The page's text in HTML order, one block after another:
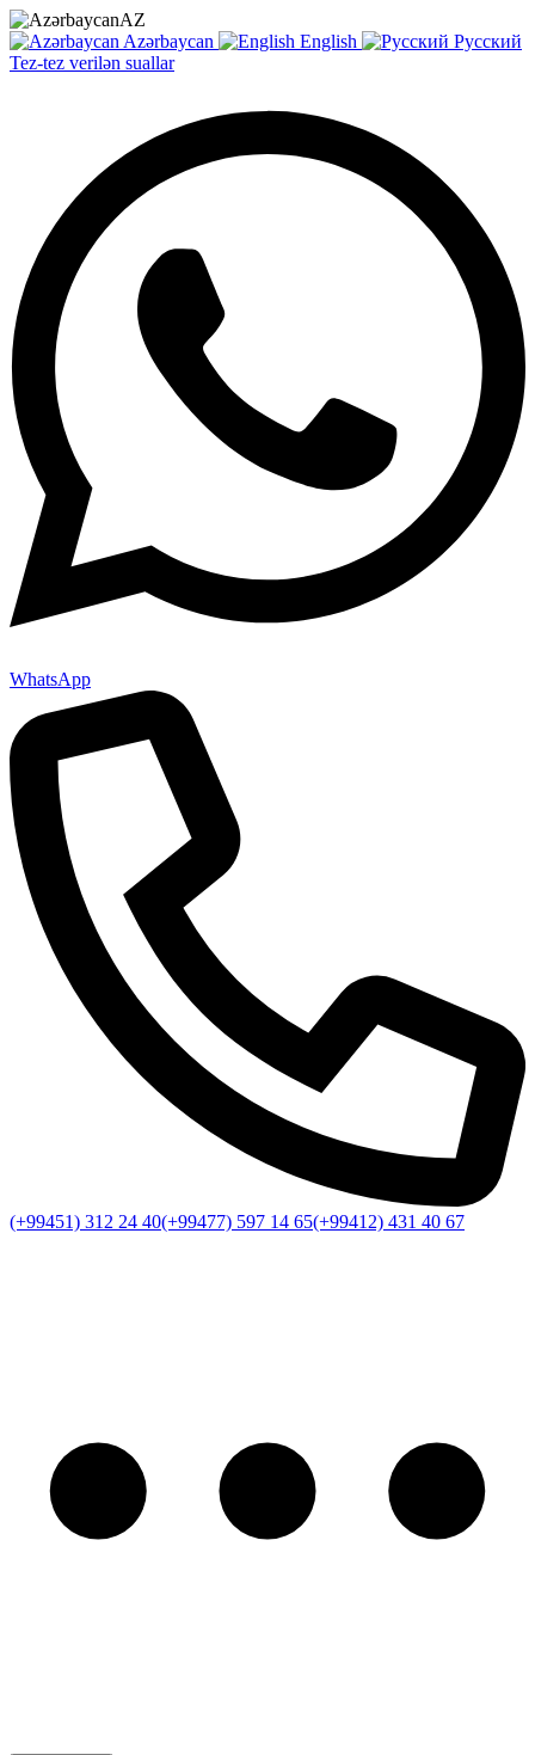
AZ
Azərbaycan
English
Русский
Tez-tez verilən suallar
WhatsApp
(+99451) 312 24 40(+99477) 597 14 65(+99412) 431 40 67